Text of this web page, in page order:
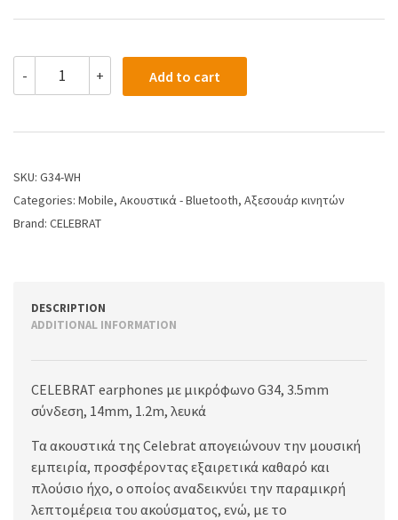
- + Add to cart
SKU: G34-WH
Categories: Mobile, Ακουστικά - Bluetooth, Αξεσουάρ κινητών
Brand: CELEBRAT
DESCRIPTION
ADDITIONAL INFORMATION
CELEBRAT earphones με μικρόφωνο G34, 3.5mm
σύνδεση, 14mm, 1.2m, λευκά
Τα ακουστικά της Celebrat απογειώνουν την μουσική
εμπειρία, προσφέροντας εξαιρετικά καθαρό και
πλούσιο ήχο, ο οποίος αναδεικνύει την παραμικρή
λεπτομέρεια του ακούσματος, ενώ, με το